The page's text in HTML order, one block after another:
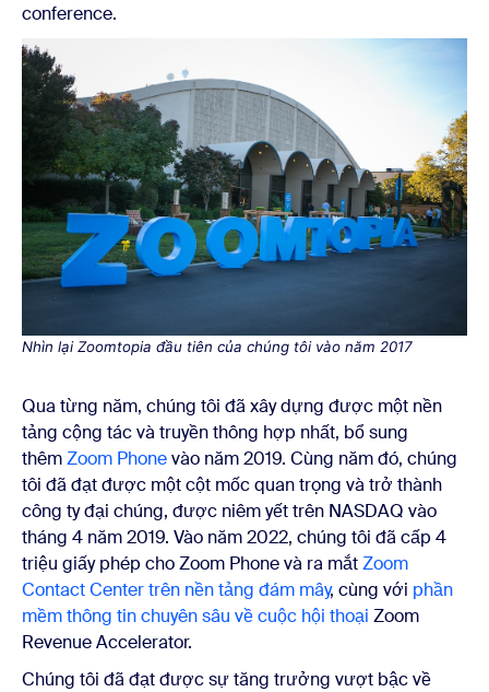
conference.
Nhìn lại Zoomtopia đầu tiên của chúng tôi vào năm 2017
Qua từng năm, chúng tôi đã xây dựng được một nền
tảng cộng tác và truyền thông hợp nhất, bổ sung
thêmZoom Phonevào năm 2019. Cùng năm đó, chúng
tôi đã đạt được một cột mốc quan trọng và trở thành
công ty đại chúng, được niêm yết trên NASDAQ vào
tháng 4 năm 2019. Vào năm 2022, chúng tôi đã cấp 4
triệu giấy phép cho Zoom Phone và ra mắtZoom
Contact Center trên nền tảng đám mây, cùng với phần
mềm thông tin chuyên sâu về cuộc hội thoại Zoom
Revenue Accelerator.
Chúng tôi đã đạt được sự tăng trưởng vượt bậc về